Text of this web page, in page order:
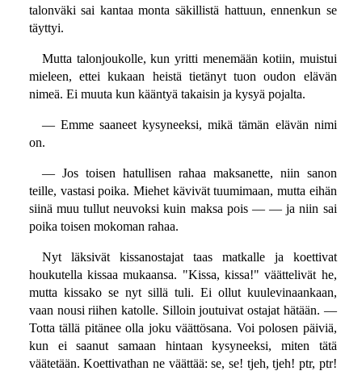
talonväki sai kantaa monta säkillistä hattuun, ennenkun se
täyttyi.
Mutta talonjoukolle, kun yritti menemään kotiin, muistui
mieleen, ettei kukaan heistä tietänyt tuon oudon elävän
nimeä. Ei muuta kun kääntyä takaisin ja kysyä pojalta.
— Emme saaneet kysyneeksi, mikä tämän elävän nimi
on.
— Jos toisen hatullisen rahaa maksanette, niin sanon
teille, vastasi poika. Miehet kävivät tuumimaan, mutta eihän
siinä muu tullut neuvoksi kuin maksa pois — — ja niin sai
poika toisen mokoman rahaa.
Nyt läksivät kissanostajat taas matkalle ja koettivat
houkutella kissaa mukaansa. "Kissa, kissa!" väättelivät he,
mutta kissako se nyt sillä tuli. Ei ollut kuulevinaankaan,
vaan nousi riihen katolle. Silloin joutuivat ostajat hätään. —
Totta tällä pitänee olla joku väättösana. Voi polosen päiviä,
kun ei saanut samaan hintaan kysyneeksi, miten tätä
väätetään. Koettivathan ne väättää: se, se! tjeh, tjeh! ptr, ptr!